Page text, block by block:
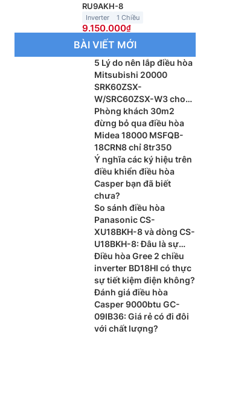
RU9AKH-8
Inverter 1 Chiều
9.150.000
BÀI VIẾT MỚI
5 Lý do nên lắp điều hòa
Mitsubishi 20000
SRK60ZSX-
W/SRC60ZSX-W3 cho
phòng khách
Phòng khách 30m2
đừng bỏ qua điều hòa
Midea 18000 MSFQB-
18CRN8 chỉ 8tr350
Ý nghĩa các ký hiệu trên
điều khiển điều hòa
Casper bạn đã biết
chưa?
So sánh điều hòa
Panasonic CS-
XU18BKH-8 và dòng CS-
U18BKH-8: Đâu là sự
khác biệt?
Điều hòa Gree 2 chiều
inverter BD18HI có thực
sự tiết kiệm điện không?
Đánh giá điều hòa
Casper 9000btu GC-
09IB36: Giá rẻ có đi đôi
với chất lượng?